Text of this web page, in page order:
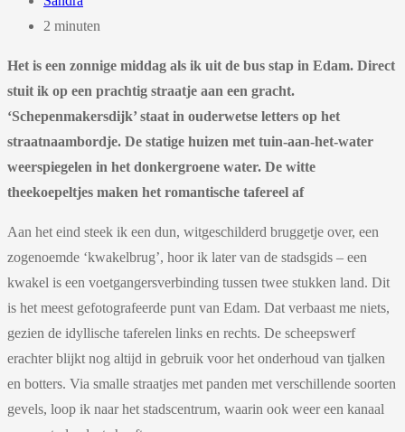
2 minuten
Het is een zonnige middag als ik uit de bus stap in Edam. Direct
stuit ik op een prachtig straatje aan een gracht.
‘Schepenmakersdijk’ staat in ouderwetse letters op het
straatnaambordje. De statige huizen met tuin-aan-het-water
weerspiegelen in het donkergroene water. De witte
theekoepeltjes maken het romantische tafereel af
Aan het eind steek ik een dun, witgeschilderd bruggetje over, een
zogenoemde ‘kwakelbrug’, hoor ik later van de stadsgids – een
kwakel is een voetgangersverbinding tussen twee stukken land. Dit
is het meest gefotografeerde punt van Edam. Dat verbaast me niets,
gezien de idyllische taferelen links en rechts. De scheepswerf
erachter blijkt nog altijd in gebruik voor het onderhoud van tjalken
en botters. Via smalle straatjes met panden met verschillende soorten
gevels, loop ik naar het stadscentrum, waarin ook weer een kanaal